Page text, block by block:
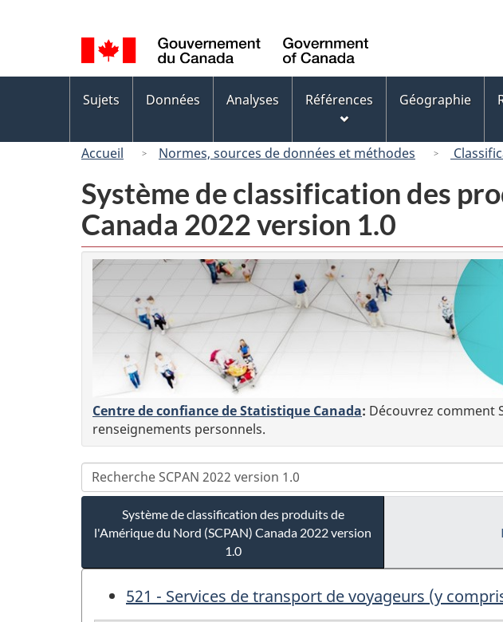
de
la
langue
Canada
des
Sujets Données Analyses Références Géographie
Accueil Normes, sources de données et méthodes
Système de classification des
Canada 2022 version 1.0
Centre de confiance de Statistique Canada: Découvrez comment
renseignements personnels.
Système de classification des produits de
l'Amérique du Nord (SCPAN) Canada 2022 version
1.0
521 - Services de transport de voyageurs (y